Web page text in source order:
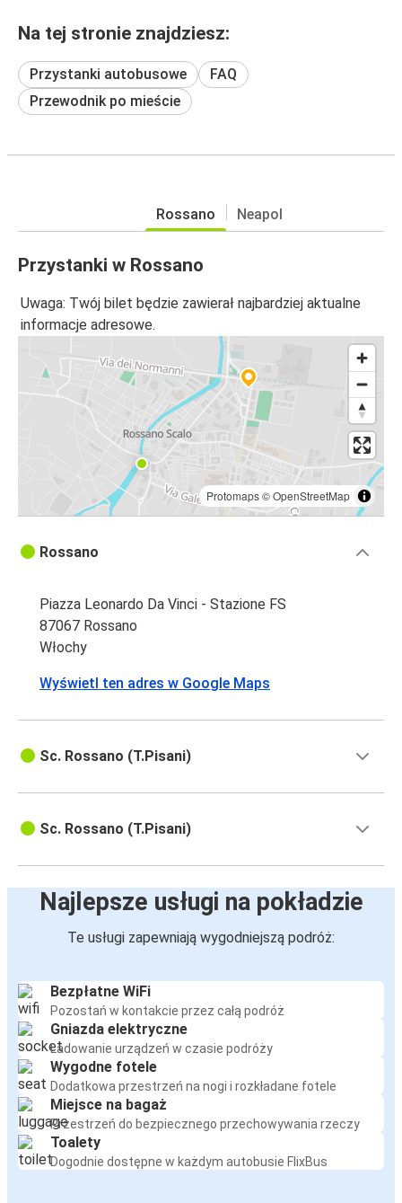
Na tej stronie znajdziesz:
Przystanki autobusowe
FAQ
Przewodnik po mieście
Rossano Neapol
Przystanki w Rossano
Uwaga: Twój bilet będzie zawierał najbardziej aktualne
informacje adresowe.
Protomaps©OpenStreetMap
Rossano
Piazza Leonardo Da Vinci - Stazione FS
87067 Rossano
Włochy
Wyświetl ten adres w Google Maps
Sc. Rossano (T.Pisani)
Sc. Rossano (T.Pisani)
Najlepsze usługi na pokładzie
Te usługi zapewniają wygodniejszą podróż:
Bezpłatne WiFi
Pozostań w kontakcie przez całą podróż
Gniazda elektryczne
Ładowanie urządzeń w czasie podróży
Wygodne fotele
Dodatkowa przestrzeń na nogi i rozkładane fotele
Miejsce na bagaż
Przestrzeń do bezpiecznego przechowywania rzeczy
Toalety
Dogodnie dostępne w każdym autobusie FlixBus